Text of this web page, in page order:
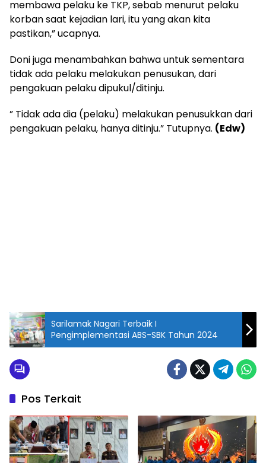
membawa pelaku ke TKP, sebab menurut pelaku
korban saat kejadian lari, itu yang akan kita
pastikan,” ucapnya.
Doni juga menambahkan bahwa untuk sementara
tidak ada pelaku melakukan penusukan, dari
pengakuan pelaku dipukul/ditinju.
” Tidak ada dia (pelaku) melakukan penusukkan dari
pengakuan pelaku, hanya ditinju.” Tutupnya. (Edw)
Sarilamak Nagari Terbaik I
Pengimplementasi ABS-SBK Tahun 2024
Pos Terkait